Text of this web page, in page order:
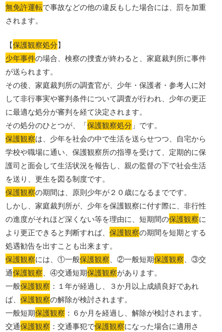
無免許運転で事故などの他の違反もした場合には、罰を加重
されます。
【保護観察処分】
少年事件の場合、検察の捜査が終わると、家庭裁判所に事件
が送られます。
その後、家庭裁判所の調査官が、少年・保護者・参考人に対
して非行事実や審判条件について調査が行われ、少年の更正
に最適な処分が審判を経て決定されます。
その処分のひとつが、「保護観察処分 」です。
保護観察は、少年を社会の中で生活を送らせつつ、自宅から
学校や職場に通い、保護観察所の指導を受けて、定期的に保
護司と面会して生活状況を報告し、親の監督の下で社会生活
を送り、更生を図る制度です。
保護観察の期間は、原則少年が２０歳になるまでです。
しかし、家庭裁判所が、少年を保護観察に付す際に、非行性
の進度がそれほど深くない等を理由に、短期間の保護観察に
より更正できると判断すれば、保護観察の期間を短期とする
処遇勧告を出すことも出来ます。
保護観察には、①一般保護観察、②一般短期保護観察、③交
通保護観察、④交通短期保護観察があります。
一般保護観察 ：１年が経過し、３か月以上成績良好であれ
ば、保護観察の解除が検討されます。
一般短期保護観察 ：６か月を経過し、解除が検討されます。
交通保護観察 ：交通事犯で保護観察になった場合に適用さ